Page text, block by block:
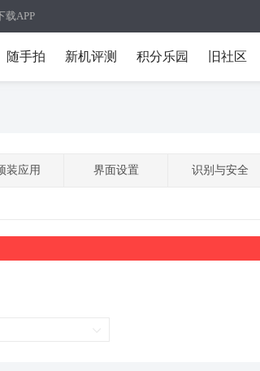
载APP
随手拍 新机评测 积分乐园 旧社区
装应用 界面设置 识别与安全